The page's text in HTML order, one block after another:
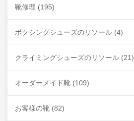
靴修理 (195)
ボクシングシューズのリソール (4)
クライミングシューズのリソール (21)
オーダーメイド靴 (109)
お客様の靴 (82)